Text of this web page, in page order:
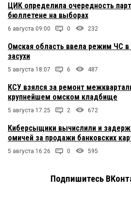
ЦИК определила очередность
бюллетене на выборах
6 августа 09:00 0 232
Омская область ввела режим ЧС в
засухи
5 августа 18:07 6 487
КСУ взялся за ремонт
крупнейшем омском кладбище
5 августа 17:25 2 672
Киберсыщики вычислили и
омичей за продажи банковских
5 августа 16:26 0 595
Подпишитесь